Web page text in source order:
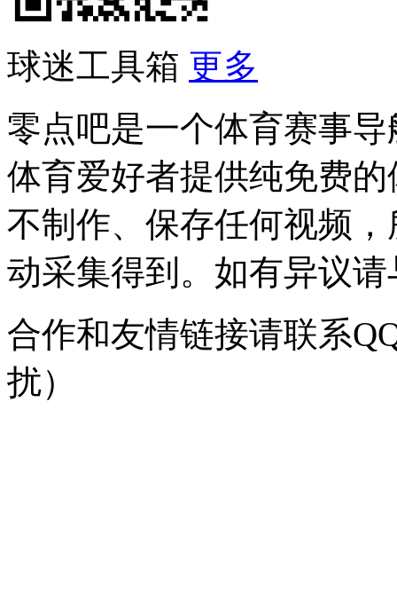
球迷工具箱 更多
零点吧是一个体育赛事
体育爱好者提供纯免费
不制作、保存任何视频
动采集得到。如有异议
合作和友情链接请联系
扰）